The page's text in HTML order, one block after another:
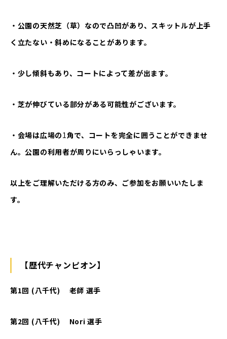
・公園の天然芝（草）なので凸凹があり、スキットルが上手
く立たない・斜めになることがあります。
・少し傾斜もあり、コートによって差が出ます。
・芝が伸びている部分がある可能性がございます。
・会場は広場の1角で、コートを完全に囲うことができませ
ん。公園の利用者が周りにいらっしゃいます。
以上をご理解いただける方のみ、ご参加をお願いいたしま
す。
【歴代チャンピオン】
第1回 (八千代) 老師 選手
第2回 (八千代) Nori 選手